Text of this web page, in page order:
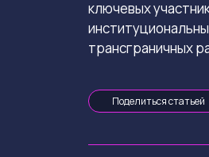
ключевых
трансграничных
Поделиться статьей